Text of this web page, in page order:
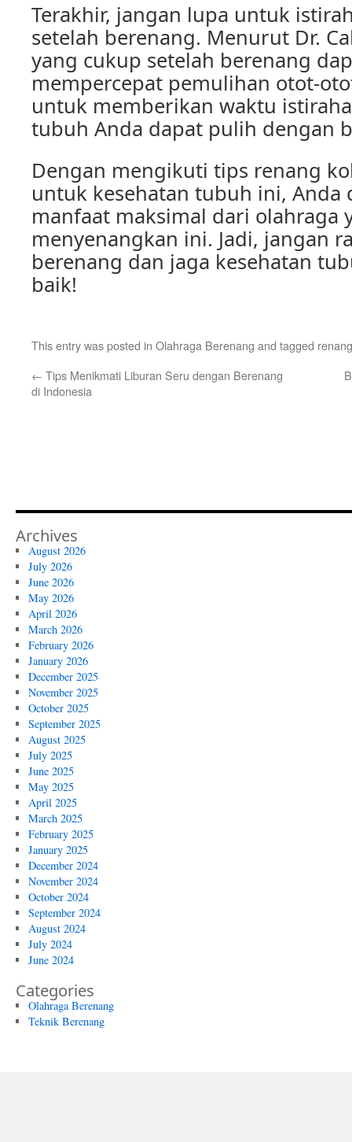
Terakhir, jangan lupa untuk
setelah berenang. Menurut Dr.
yang cukup setelah berenang
mempercepat pemulihan otot-
untuk memberikan waktu
tubuh Anda dapat pulih dengan
Dengan mengikuti tips renang
untuk kesehatan tubuh ini, Anda
manfaat maksimal dari olahraga
menyenangkan ini. Jadi, jangan
berenang dan jaga kesehatan
baik!
This entry was posted in Olahraga Berenang and tagged
← Tips Menikmati Liburan Seru dengan Berenang
di Indonesia
Archives
August 2026
July 2026
June 2026
May 2026
April 2026
March 2026
February 2026
January 2026
December 2025
November 2025
October 2025
September 2025
August 2025
July 2025
June 2025
May 2025
April 2025
March 2025
February 2025
January 2025
December 2024
November 2024
October 2024
September 2024
August 2024
July 2024
June 2024
Categories
Olahraga Berenang
Teknik Berenang